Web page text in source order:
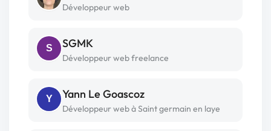
Développeur web
S SGMK
Développeur web freelance
Y Yann Le Goascoz
Développeur web à Saint germain en laye